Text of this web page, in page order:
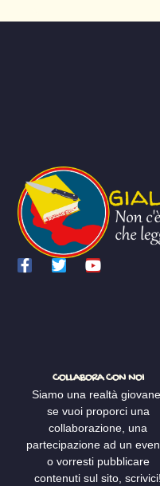
COLLABORA CON NOI
Siamo una realtà
se vuoi proporci una
collaborazione, una
partecipazione ad un
o vorresti pubblicare
contenuti sul sito, scrivici!